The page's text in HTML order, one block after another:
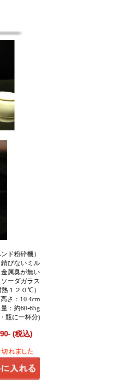
ド粉砕機）
びないミル
属臭が無い
ーダガラス
１２０℃）
さ：10.4cm
量：約60-65g
瓶に一杯分)
(税込)